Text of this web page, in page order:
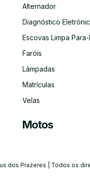
Alternador
Diagnóstico
Escovas Limpa
Faróis
Lâmpadas
Matrículas
Velas
Motos
dos Prazeres | Todos os
Carro